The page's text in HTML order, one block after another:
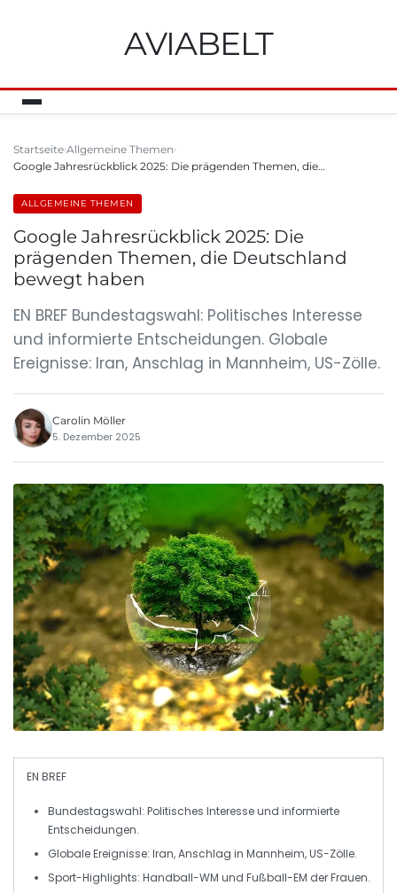
AVIABELT
Startseite Allgemeine Themen
Google Jahresrückblick 2025: Die prägenden Themen, die…
ALLGEMEINE THEMEN
Google Jahresrückblick 2025: Die
prägenden Themen, die Deutschland
bewegt haben
EN BREF Bundestagswahl: Politisches Interesse
und informierte Entscheidungen. Globale
Ereignisse: Iran, Anschlag in Mannheim, US-Zölle.
Carolin Möller
5. Dezember 2025
EN BREF
Bundestagswahl: Politisches Interesse und informierte
Entscheidungen.
Globale Ereignisse: Iran, Anschlag in Mannheim, US-Zölle.
Sport-Highlights: Handball-WM und Fußball-EM der Frauen.